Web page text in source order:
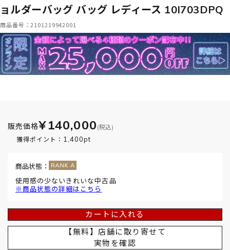
ョルダーバッグ バッグ レディース 10I703DPQ
商品番号：2101219942001
販売価格¥140,000 (税込)
獲得ポイント： 1,400pt
商品状態：
使用感の少ないきれいな中古品
※商品状態の詳細はこちら
カートに入れる
【無料】店舗に取り寄せて
実物を確認